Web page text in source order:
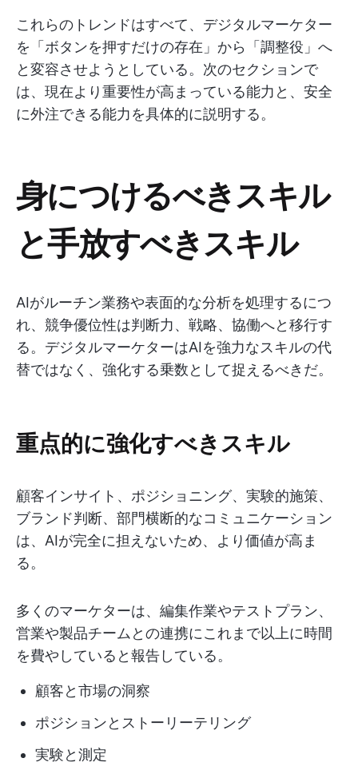
これらのトレンドはすべて、デジタルマーケター
を「ボタンを押すだけの存在」から「調整役」へ
と変容させようとしている。次のセクションで
は、現在より重要性が高まっている能力と、安全
に外注できる能力を具体的に説明する。
身につけるべきスキル
と手放すべきスキル
AIがルーチン業務や表面的な分析を処理するにつ
れ、競争優位性は判断力、戦略、協働へと移行す
る。デジタルマーケターはAIを強力なスキルの代
替ではなく、強化する乗数として捉えるべきだ。
重点的に強化すべきスキル
顧客インサイト、ポジショニング、実験的施策、
ブランド判断、部門横断的なコミュニケーション
は、AIが完全に担えないため、より価値が高ま
る。
多くのマーケターは、編集作業やテストプラン、
営業や製品チームとの連携にこれまで以上に時間
を費やしていると報告している。
顧客と市場の洞察
ポジションとストーリーテリング
実験と測定